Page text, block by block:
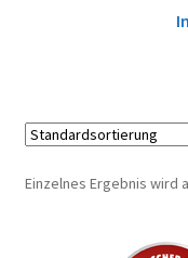
Einzelnes Ergebnis wird